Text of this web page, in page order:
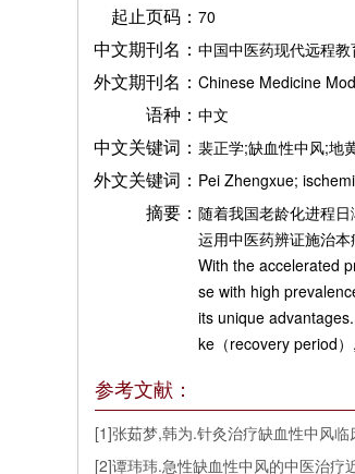
起止页码： 70
中文期刊名： 中国中医药现代远程教
外文期刊名： Chinese Medicine
语种： 中文
中文关键词： 裴正学;缺血性中风;地
外文关键词： Pei Zhengxue;
摘要： 随着我国老龄化进程
运用中医药辨证施治
With the accelerated
se with high
its unique
ke（recovery period
参考文献：
[1]张茹梦,韩为.针灸治疗缺血性中风
[2]谭玮玮.急性缺血性中风的中医治